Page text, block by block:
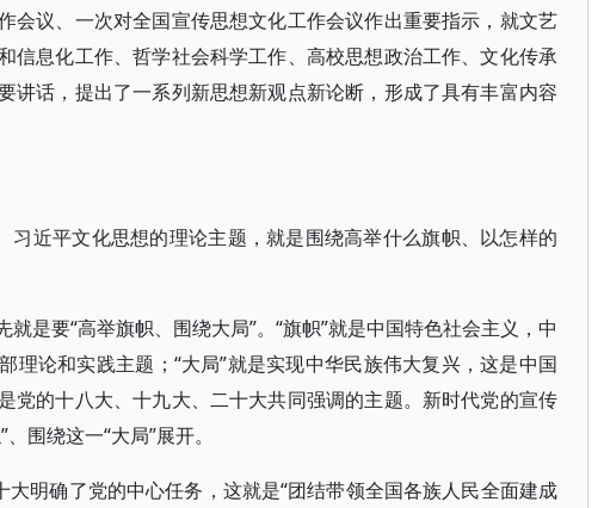
会议、一次对全国宣传思想文化工作会议作出重要指示，就文艺
信息化工作、哲学社会科学工作、高校思想政治工作、文化传承
讲话，提出了一系列新思想新观点新论断，形成了具有丰富内容
习近平文化思想的理论主题，就是围绕高举什么旗帜、以怎样的
是要“高举旗帜、围绕大局”。“旗帜”就是中国特色社会主义，中
理论和实践主题；“大局”就是实现中华民族伟大复兴，这是中国
党的十八大、十九大、二十大共同强调的主题。新时代党的宣传
围绕这一“大局”展开。
大明确了党的中心任务，这就是“团结带领全国各族人民全面建成